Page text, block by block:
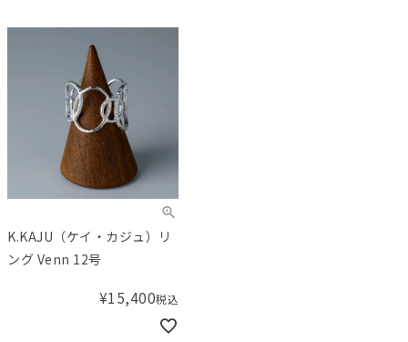
K.KAJU（ケイ・カジュ）リ
ング Venn 12号
¥15,400税込